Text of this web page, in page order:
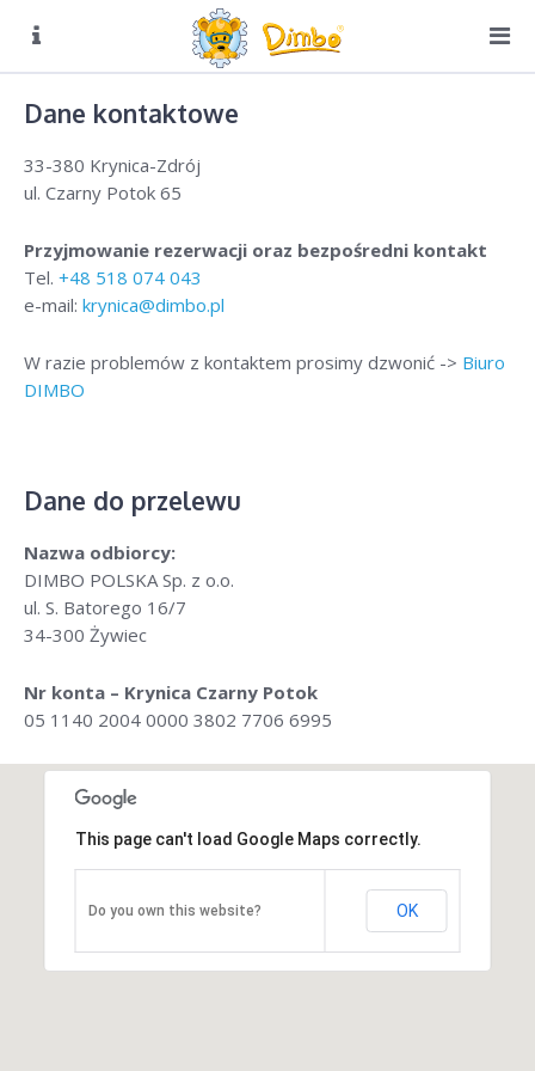
Biuro czynne:Pn-Pt: 8:00 – 16:00
DIMBO W POLSCE
LATO
GALERIA
GLAMPING KRYNICA
Cennik
Kontakt
Dane kontaktowe
33-380 Krynica-Zdrój
ul. Czarny Potok 65
Przyjmowanie rezerwacji oraz bezpośredni kontakt
Tel. +48 518 074 043
e-mail: krynica@dimbo.pl
W razie problemów z kontaktem prosimy dzwonić -> Biuro
DIMBO
Dane do przelewu
Nazwa odbiorcy:
DIMBO POLSKA Sp. z o.o.
ul. S. Batorego 16/7
34-300 Żywiec
Nr konta – Krynica Czarny Potok
05 1140 2004 0000 3802 7706 6995
This page can't load Google Maps correctly.
Do you own this website? OK